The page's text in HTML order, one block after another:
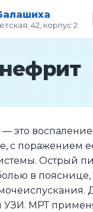
42, корпус 2
это
с поражением
Острый
в пояснице,
УЗИ. МРТ